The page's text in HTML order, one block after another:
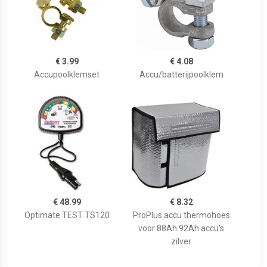
€ 3.99
Accupoolklemset
€ 4.08
Accu/batterijpoolklem
€ 48.99
Optimate TEST TS120
€ 8.32
ProPlus accu thermohoes
voor 88Ah 92Ah accu's
zilver